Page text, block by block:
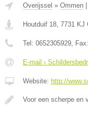
Overijssel » Ommen
Houtduif 18, 7731 KJ
Tel: 0652305929, Fax:
E-mail ›
Website: http://
Voor een scherpe en